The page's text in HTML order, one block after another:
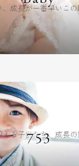
成長が一番早いこの
753
る子供たち。成長